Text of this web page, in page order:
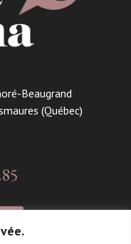
Beaugrand
(Québec)